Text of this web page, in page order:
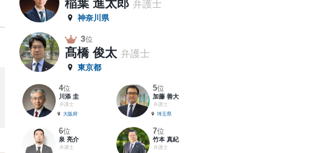
稲葉 進太郎 弁護士
神奈川県
3位
髙橋 俊太 弁護士
東京都
4位
川添 圭
弁護士
大阪府
5位
加藤 善大
弁護士
埼玉県
6位
泉 亮介
弁護士
7位
竹本 真紀
弁護士